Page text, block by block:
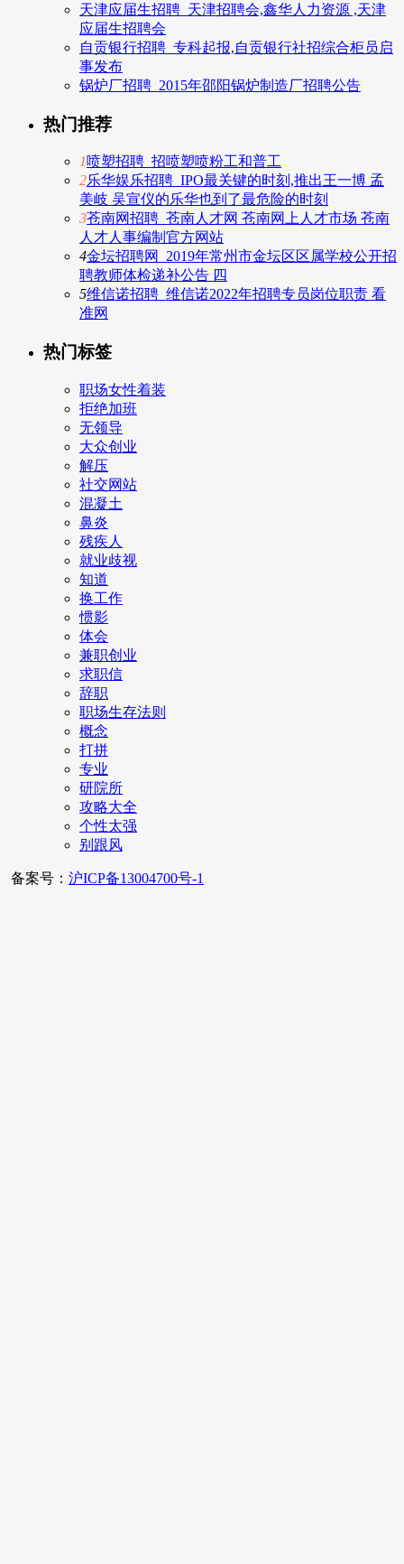
天津应届生招聘_天津招聘会,鑫华人力资源 ,天津
应届生招聘会
自贡银行招聘_专科起报,自贡银行社招综合柜员启
事发布
锅炉厂招聘_2015年邵阳锅炉制造厂招聘公告
热门推荐
1喷塑招聘_招喷塑喷粉工和普工
2乐华娱乐招聘_IPO最关键的时刻,推出王一博 孟
美岐 吴宣仪的乐华也到了最危险的时刻
3苍南网招聘_苍南人才网 苍南网上人才市场 苍南
人才人事编制官方网站
4金坛招聘网_2019年常州市金坛区区属学校公开招
聘教师体检递补公告 四
5维信诺招聘_维信诺2022年招聘专员岗位职责 看
准网
热门标签
职场女性着装
拒绝加班
无领导
大众创业
解压
社交网站
混凝土
鼻炎
残疾人
就业歧视
知道
换工作
惯影
体会
兼职创业
求职信
辞职
职场生存法则
概念
打拼
专业
研院所
攻略大全
个性太强
别跟风
备案号： 沪ICP备13004700号-1